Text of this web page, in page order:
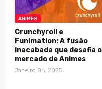
ANIMES
Crunchyroll e
Funimation: A fusão
inacabada que desafia o
mercado de Animes
Janeiro 06, 2025